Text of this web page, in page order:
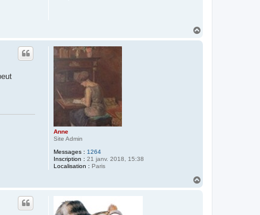
Anne
Site Admin
Messages : 1264
Inscription : 21 janv. 2018, 15:38
Localisation : Paris